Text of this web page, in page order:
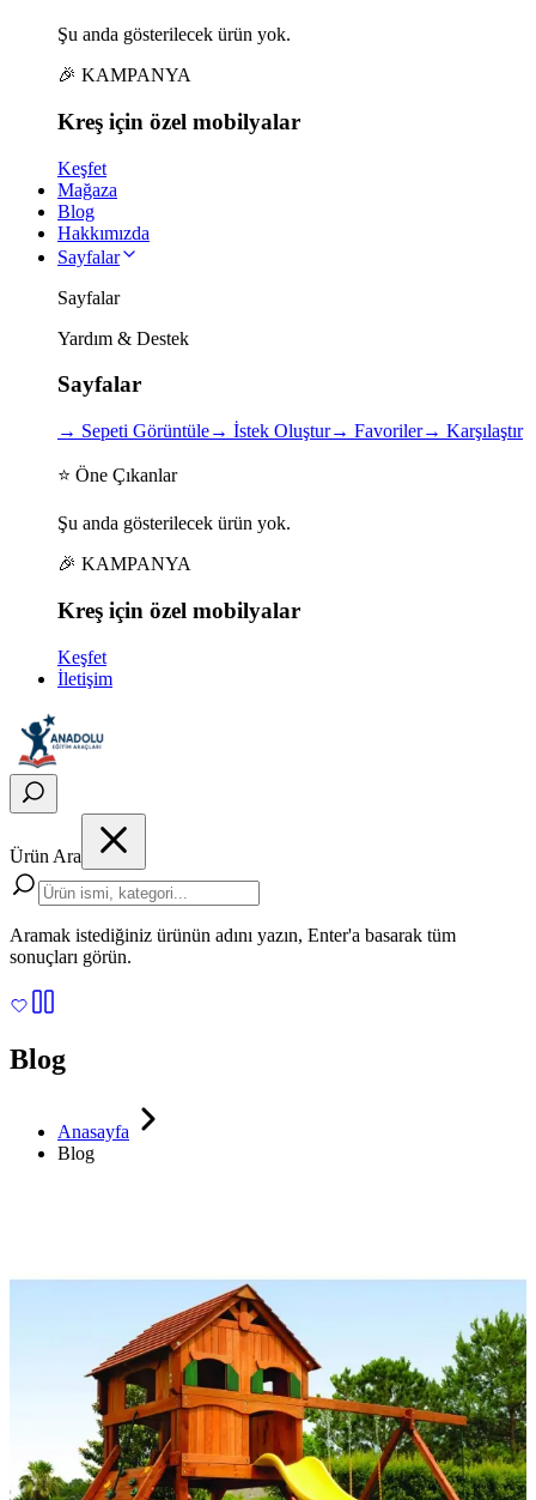
Şu anda gösterilecek ürün yok.
🎉 KAMPANYA
Kreş için özel mobilyalar
Keşfet
Mağaza
Blog
Hakkımızda
Sayfalar
Sayfalar
Yardım & Destek
Sayfalar
→ Sepeti Görüntüle→ İstek Oluştur→ Favoriler→ Karşılaştır
⭐ Öne Çıkanlar
Şu anda gösterilecek ürün yok.
🎉 KAMPANYA
Kreş için özel mobilyalar
Keşfet
İletişim
Ürün Ara
Aramak istediğiniz ürünün adını yazın, Enter'a basarak tüm
sonuçları görün.
Blog
Anasayfa
Blog